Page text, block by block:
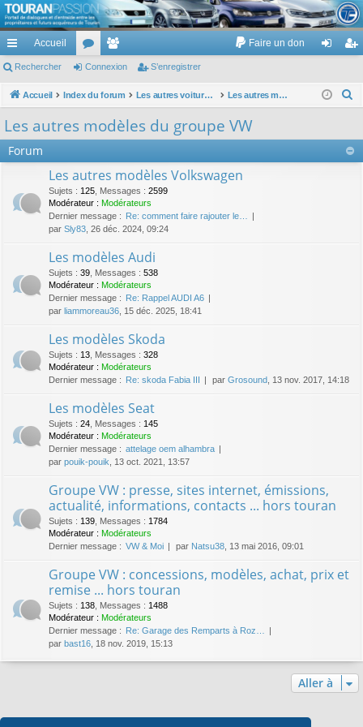
TouranPassion
Le forum des propriétaires ou futurs acquéreurs du Volkswagen Touran
cc
ès
pi
de
Accueil
or
u
s
e
m
es
Faire un don
ne
on
nr
ist
re
Rechercher Connexion S’enregistrer
Accueil Index du forum Les autres voitures et ce qui touche à la voiture Les autres modèles du groupe VW
Les autres modèles du groupe VW
Forum
Les autres modèles Volkswagen
Sujets : 125 Messages : 2599
Modérateur : Modérateurs
Dernier message : Re: comment faire rajouter le…
par Sly83 , 26 déc. 2024, 09:24
Les modèles Audi
Sujets : 39 Messages : 538
Modérateur : Modérateurs
Dernier message : Re: Rappel AUDI A6
par liammoreau36 , 15 déc. 2025, 18:41
Les modèles Skoda
Sujets : 13 Messages : 328
Modérateur : Modérateurs
Dernier message : Re: skoda Fabia III par Grosound , 13 nov. 2017, 14:18
Les modèles Seat
Sujets : 24 Messages : 145
Modérateur : Modérateurs
Dernier message : attelage oem alhambra
par pouik-pouik , 13 oct. 2021, 13:57
Groupe VW : presse, sites internet, émissions,
actualité, informations, contacts ... hors touran
Sujets : 139 Messages : 1784
Modérateur : Modérateurs
Dernier message : VW & Moi par Natsu38 , 13 mai 2016, 09:01
Groupe VW : concessions, modèles, achat, prix et
remise ... hors touran
Sujets : 138 Messages : 1488
Modérateur : Modérateurs
Dernier message : Re: Garage des Remparts à Roz…
par bast16 , 18 nov. 2019, 15:13
Aller à
Qui est en ligne